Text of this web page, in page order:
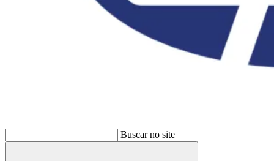
Buscar no site